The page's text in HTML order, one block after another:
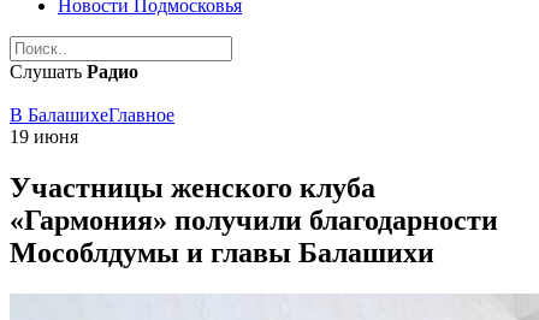
Новости Подмосковья
Слушать Радио
В БалашихеГлавное
19 июня
Участницы женского клуба
«Гармония» получили благодарности
Мособлдумы и главы Балашихи